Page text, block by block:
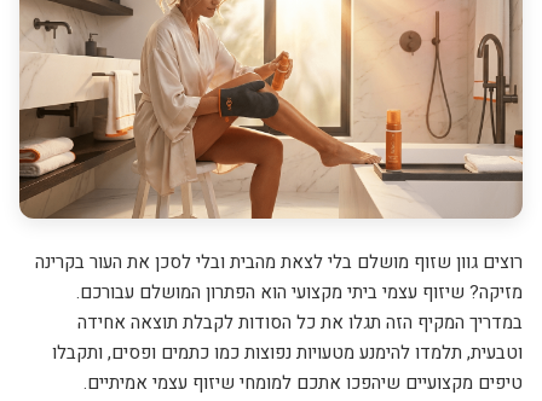
רוצים גוון שזוף מושלם בלי לצאת מהבית ובלי לסכן את העור בקרינה
מזיקה? שיזוף עצמי ביתי מקצועי הוא הפתרון המושלם עבורכם.
במדריך המקיף הזה תגלו את כל הסודות לקבלת תוצאה אחידה
וטבעית, תלמדו להימנע מטעויות נפוצות כמו כתמים ופסים, ותקבלו
טיפים מקצועיים שיהפכו אתכם למומחי שיזוף עצמי אמיתיים.